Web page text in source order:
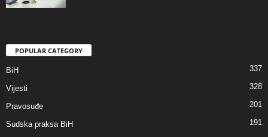
POPULAR CATEGORY
BiH 337
Vijesti 328
Pravosuđe 201
Sudska praksa BiH
191